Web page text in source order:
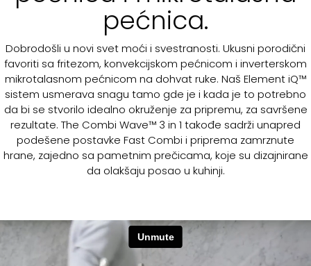
pećnica.
Dobrodošli u novi svet moći i svestranosti. Ukusni porodični
favoriti sa fritezom, konvekcijskom pećnicom i inverterskom
mikrotalasnom pećnicom na dohvat ruke. Naš Element iQ™
sistem usmerava snagu tamo gde je i kada je to potrebno
da bi se stvorilo idealno okruženje za pripremu, za savršene
rezultate. The Combi Wave™ 3 in 1 takođe sadrži unapred
podešene postavke Fast Combi i priprema zamrznute
hrane, zajedno sa pametnim prečicama, koje su dizajnirane
da olakšaju posao u kuhinji.